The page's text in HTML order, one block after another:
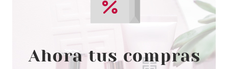
KATIVA
KATIVA MACADAMIA DEEP